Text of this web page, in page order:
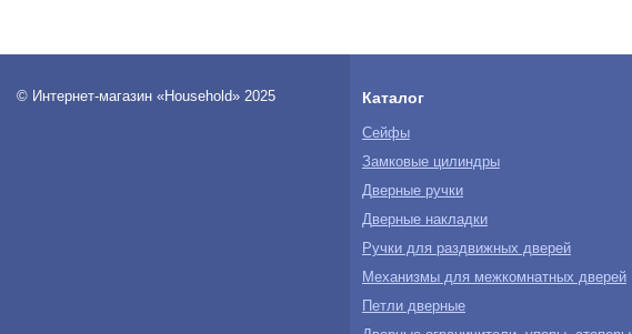
© Интернет-магазин «Household» 2025 Каталог
Сейфы
Замковые цилиндры
Дверные ручки
Дверные накладки
Ручки для раздвижных дверей
Механизмы для межкомнатных дверей
Петли дверные